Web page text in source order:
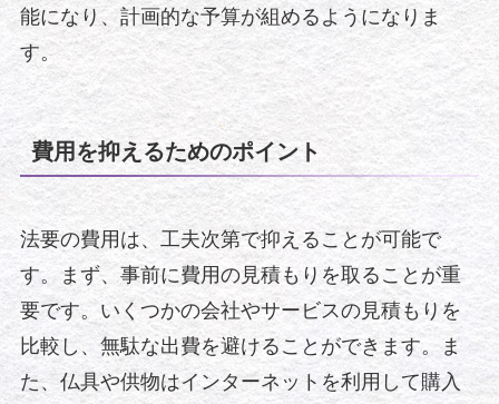
能になり、計画的な予算が組めるようになりま
す。
費用を抑えるためのポイント
法要の費用は、工夫次第で抑えることが可能で
す。まず、事前に費用の見積もりを取ることが重
要です。いくつかの会社やサービスの見積もりを
比較し、無駄な出費を避けることができます。ま
た、仏具や供物はインターネットを利用して購入